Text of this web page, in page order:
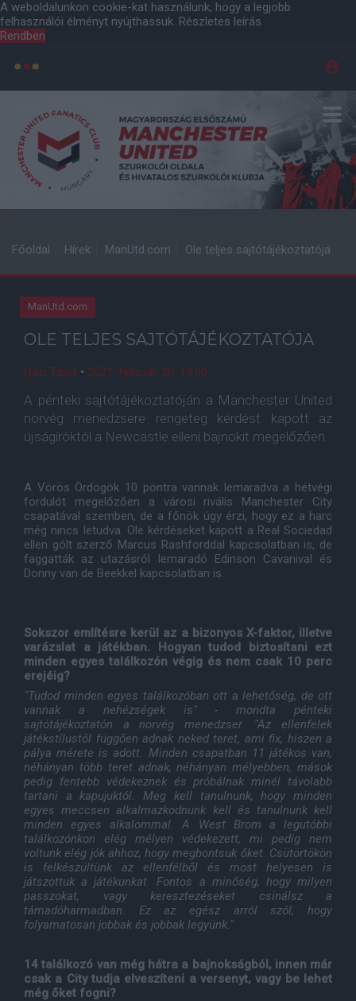
A weboldalunkon cookie-kat használunk, hogy a legjobb
felhasználói élményt nyújthassuk. Részletes leírás
Rendben
Főoldal Hírek ManUtd.com Ole teljes sajtótájékoztatója
ManUtd.com
OLE TELJES SAJTÓTÁJÉKOZTATÓJA
Házi Tibor • 2021. február. 20. 14:00
A pénteki sajtótájékoztatóján a Manchester United
norvég menedzsere rengeteg kérdést kapott az
újságíróktól a Newcastle elleni bajnokit megelőzően.
A Vörös Ördögök 10 pontra vannak lemaradva a hétvégi
fordulót megelőzően a városi rivális Manchester City
csapatával szemben, de a főnök úgy érzi, hogy ez a harc
még nincs letudva. Ole kérdéseket kapott a Real Sociedad
ellen gólt szerző Marcus Rashforddal kapcsolatban is, de
faggatták az utazásról lemaradó Edinson Cavanival és
Donny van de Beekkel kapcsolatban is.
Sokszor említésre kerül az a bizonyos X-faktor, illetve
varázslat a játékban. Hogyan tudod biztosítani ezt
minden egyes találkozón végig és nem csak 10 perc
erejéig?
"Tudod minden egyes találkozóban ott a lehetőség, de ott
vannak a nehézségek is" - mondta pénteki
sajtótájékoztatón a norvég menedzser. "Az ellenfelek
játékstílustól függően adnak neked teret, ami fix, hiszen a
pálya mérete is adott. Minden csapatban 11 játékos van,
néhányan több teret adnak, néhányan mélyebben, mások
pedig fentebb védekeznek és próbálnak minél távolabb
tartani a kapujuktól. Meg kell tanulnunk, hogy minden
egyes meccsen alkalmazkodnunk kell és tanulnunk kell
minden egyes alkalommal. A West Brom a legutóbbi
találkozónkon elég mélyen védekezett, mi pedig nem
voltunk elég jók ahhoz, hogy megbontsuk őket. Csütörtökön
is felkészültünk az ellenfélből és most helyesen is
játszottuk a játékunkat. Fontos a minőség, hogy milyen
passzokat, vagy keresztezéseket csinálsz a
támadóharmadban. Ez az egész arról szól, hogy
folyamatosan jobbak és jobbak legyünk."
14 találkozó van még hátra a bajnokságból, innen már
csak a City tudja elveszíteni a versenyt, vagy be lehet
még őket fogni?